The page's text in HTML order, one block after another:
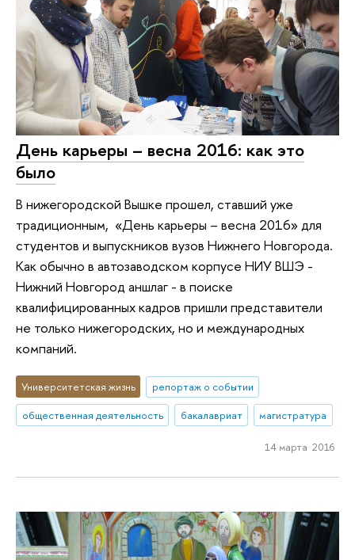
День карьеры – весна 2016: как это
было
В нижегородской Вышке прошел, ставший уже
традиционным, «День карьеры – весна 2016» для
студентов и выпускников вузов Нижнего Новгорода.
Как обычно в автозаводском корпусе НИУ ВШЭ -
Нижний Новгород аншлаг - в поиске
квалифицированных кадров пришли представители
не только нижегородских, но и международных
компаний.
Университетская жизнь
репортаж о событии
общественная деятельность
бакалавриат магистратура
14 марта 2016